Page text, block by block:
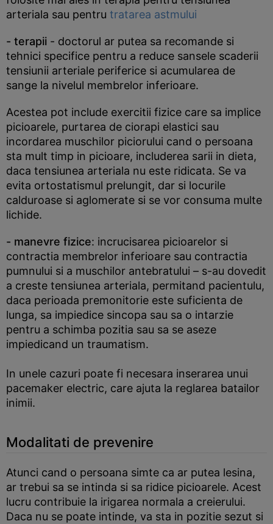
arteriala sau pentru tratarea astmului
- terapii - doctorul ar putea sa recomande si
tehnici specifice pentru a reduce sansele scaderii
tensiunii arteriale periferice si acumularea de
sange la nivelul membrelor inferioare.
Acestea pot include exercitii fizice care sa implice
picioarele, purtarea de ciorapi elastici sau
incordarea muschilor piciorului cand o persoana
sta mult timp in picioare, includerea sarii in dieta,
daca tensiunea arteriala nu este ridicata. Se va
evita ortostatismul prelungit, dar si locurile
calduroase si aglomerate si se vor consuma multe
lichide.
- manevre fizice: incrucisarea picioarelor si
contractia membrelor inferioare sau contractia
pumnului si a muschilor antebratului – s-au dovedit
a creste tensiunea arteriala, permitand pacientulu,
daca perioada premonitorie este suficienta de
lunga, sa impiedice sincopa sau sa o intarzie
pentru a schimba pozitia sau sa se aseze
impiedicand un traumatism.
In unele cazuri poate fi necesara inserarea unui
pacemaker electric, care ajuta la reglarea batailor
inimii.
Modalitati de prevenire
Atunci cand o persoana simte ca ar putea lesina,
ar trebui sa se intinda si sa ridice picioarele. Acest
lucru contribuie la irigarea normala a creierului.
Daca nu se poate intinde, va sta in pozitie sezut si